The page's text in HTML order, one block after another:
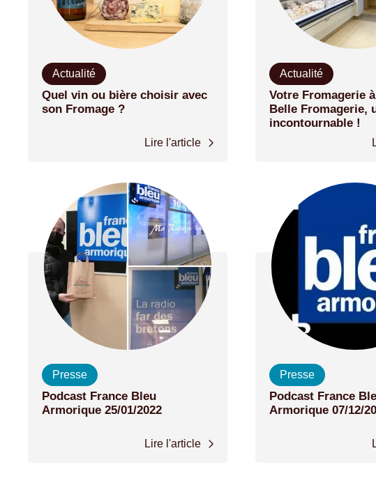
Actualité
Quel vin ou bière choisir avec
son Fromage ?
Lire l'article
Actualité
Votre Fromagerie
Belle Fromagerie,
incontournable !
Presse
Podcast France Bleu
Armorique 25/01/2022
Lire l'article
Presse
Podcast France
Armorique 07/12/